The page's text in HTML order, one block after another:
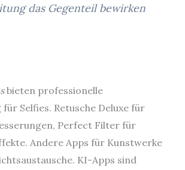
das Gegenteil bewirken
bieten professionelle
Selfies. Retusche Deluxe für
Perfect Filter für
Andere Apps für Kunstwerke
KI-Apps sind